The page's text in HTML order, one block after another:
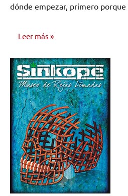
dónde empezar, primero
Leer más
ENTREVISTAS